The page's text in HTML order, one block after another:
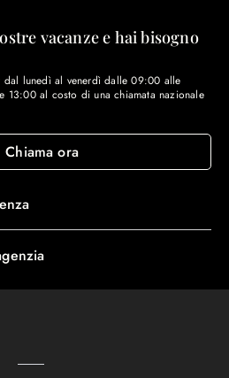
vacanze e hai bisogno
dal lunedì al venerdì dalle 09:00 alle
al costo di una chiamata nazionale
Chiama ora